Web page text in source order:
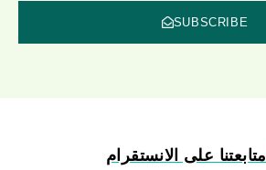
SUBSCRIBE
متابعتنا على الانستقرام